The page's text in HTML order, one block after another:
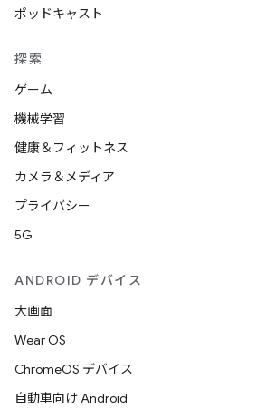
ポッドキャスト
探索
ゲーム
機械学習
健康＆フィットネス
カメラ＆メディア
プライバシー
5G
ANDROID デバイス
大画面
Wear OS
ChromeOS デバイス
自動車向け Android